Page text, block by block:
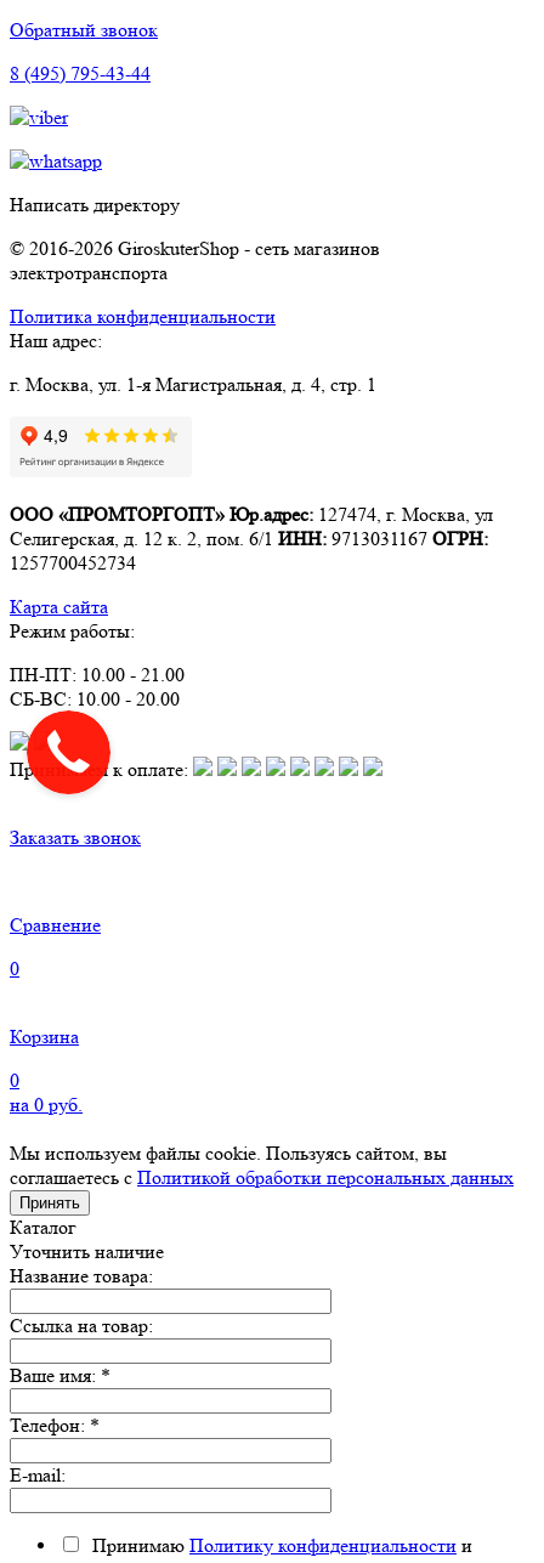
Обратный звонок
8 (495) 795-43-44
Написать директору
© 2016-2026 GiroskuterShop - сеть магазинов
электротранспорта
Политика конфиденциальности
Наш адрес:
г. Москва, ул. 1-я Магистральная, д. 4, стр. 1
ООО «ПРОМТОРГОПТ» Юр.адрес: 127474, г. Москва, ул
Селигерская, д. 12 к. 2, пом. 6/1 ИНН: 9713031167 ОГРН:
1257700452734
Карта сайта
Режим работы:
ПН-ПТ: 10.00 - 21.00
СБ-ВС: 10.00 - 20.00
Принимаем к оплате:
Заказать звонок
Сравнение
0
Корзина
0
на 0 руб.
Мы используем файлы cookie. Пользуясь сайтом, вы
соглашаетесь с Политикой обработки персональных данных
Принять
Каталог
Уточнить наличие
Название товара:
Ссылка на товар:
Ваше имя: *
Телефон: *
E-mail:
Принимаю Политику конфиденциальности и